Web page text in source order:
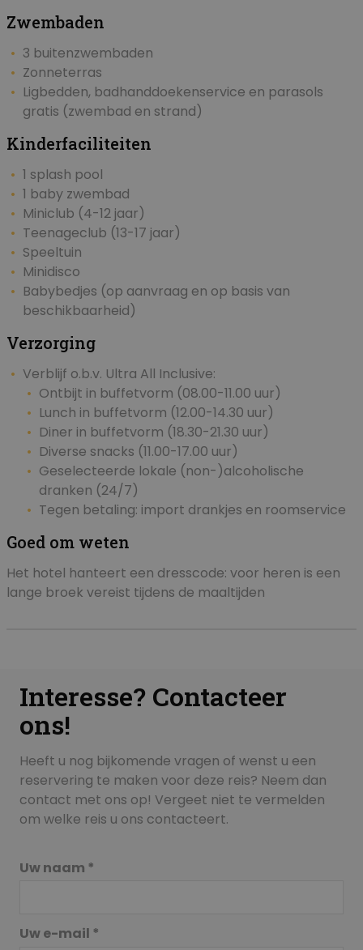
Zwembaden
3 buitenzwembaden
Zonneterras
Ligbedden, badhanddoekenservice en parasols
gratis (zwembad en strand)
Kinderfaciliteiten
1 splash pool
1 baby zwembad
Miniclub (4-12 jaar)
Teenageclub (13-17 jaar)
Speeltuin
Minidisco
Babybedjes (op aanvraag en op basis van
beschikbaarheid)
Verzorging
Verblijf o.b.v. Ultra All Inclusive:
Ontbijt in buffetvorm (08.00-11.00 uur)
Lunch in buffetvorm (12.00-14.30 uur)
Diner in buffetvorm (18.30-21.30 uur)
Diverse snacks (11.00-17.00 uur)
Geselecteerde lokale (non-)alcoholische
dranken (24/7)
Tegen betaling: import drankjes en roomservice
Goed om weten
Het hotel hanteert een dresscode: voor heren is een
lange broek vereist tijdens de maaltijden
Interesse? Contacteer
ons!
Heeft u nog bijkomende vragen of wenst u een
reservering te maken voor deze reis? Neem dan
contact met ons op! Vergeet niet te vermelden
om welke reis u ons contacteert.
Uw naam *
Uw e-mail *